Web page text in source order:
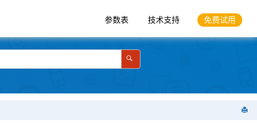
参数表 技术支持 免费试用